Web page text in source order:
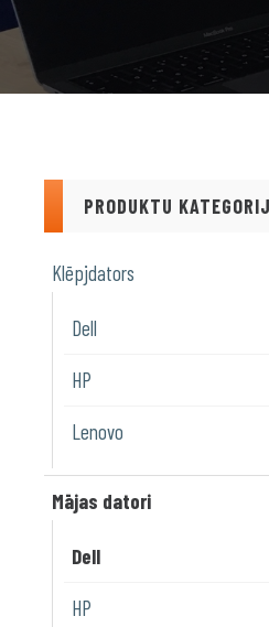
PRODUKTU
Klēpjdators
Dell
HP
Lenovo
Mājas datori
Dell
HP